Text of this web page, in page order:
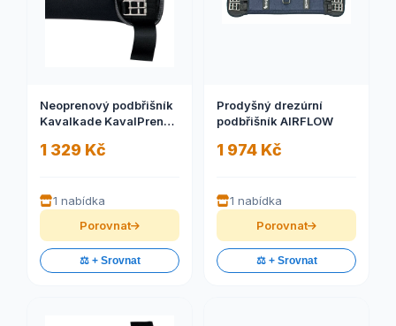
Neoprenový podbřišník
Kavalkade KavalPren
1 329 Kč
1 nabídka
Porovnat
⚖️ + Srovnat
Prodyšný drezúrní
podbřišník AIRFLOW
1 974 Kč
1 nabídka
Porovnat
⚖️ + Srovnat